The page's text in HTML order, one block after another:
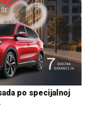
po specijalnoj